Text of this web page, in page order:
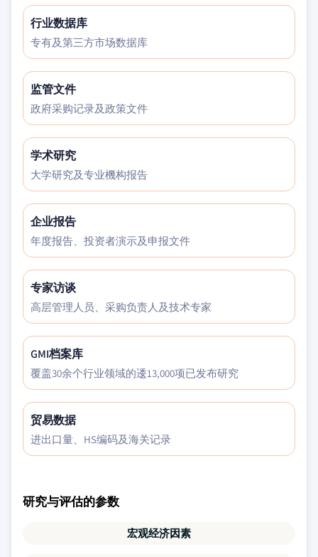
行业数据库
专有及第三方市场数据库
监管文件
政府采购记录及政策文件
学术研究
大学研究及专业機构报告
企业报告
年度报告、投资者演示及申报文件
专家访谈
高层管理人员、采购负责人及技术专家
GMI档案库
覆盖30余个行业领域的逶13,000项已发布研究
贸易数据
进出口量、HS编码及海关记录
研究与评估的参数
宏观经济因素